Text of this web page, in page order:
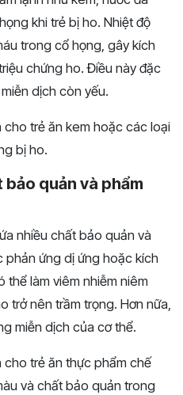
khi trẻ bị ho. Nhiệt độ
trong cổ họng, gây kích
chứng ho. Điều này đặc
dịch còn yếu.
cho trẻ ăn kem hoặc các loại
bị ho.
quản và phẩm
nhiều chất bảo quản và
phản ứng dị ứng hoặc kích
thể làm viêm nhiễm niêm
trở nên trầm trọng. Hơn nữa,
miễn dịch của cơ thể.
cho trẻ ăn thực phẩm chế
và chất bảo quản trong